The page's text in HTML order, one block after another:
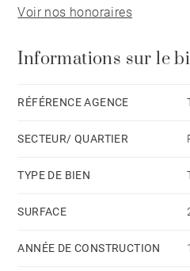
BARNES Léman vous
Voir nos honoraires
Informations sur le
RÉFÉRENCE AGENCE
SECTEUR/ QUARTIER
TYPE DE BIEN
SURFACE
ANNÉE DE CONSTRUCTION